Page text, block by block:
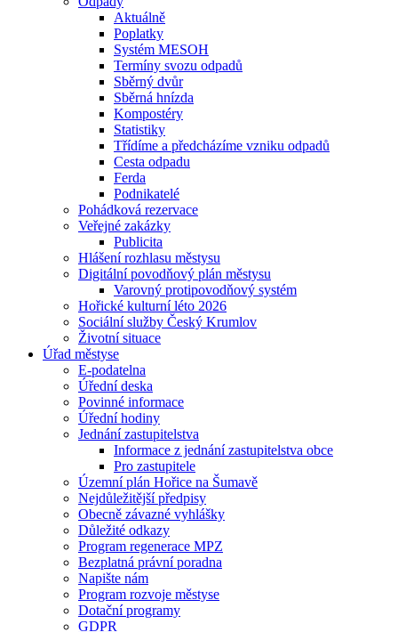
Aktuálně
Poplatky
Systém MESOH
Termíny svozu odpadů
Sběrný dvůr
Sběrná hnízda
Kompostéry
Statistiky
Třídíme a předcházíme vzniku odpadů
Cesta odpadu
Ferda
Podnikatelé
Pohádková rezervace
Veřejné zakázky
Publicita
Hlášení rozhlasu městysu
Digitální povodňový plán městysu
Varovný protipovodňový systém
Hořické kulturní léto 2026
Sociální služby Český Krumlov
Životní situace
Úřad městyse
E-podatelna
Úřední deska
Povinné informace
Úřední hodiny
Jednání zastupitelstva
Informace z jednání zastupitelstva obce
Pro zastupitele
Územní plán Hořice na Šumavě
Nejdůležitější předpisy
Obecně závazné vyhlášky
Důležité odkazy
Program regenerace MPZ
Bezplatná právní poradna
Napište nám
Program rozvoje městyse
Dotační programy
GDPR